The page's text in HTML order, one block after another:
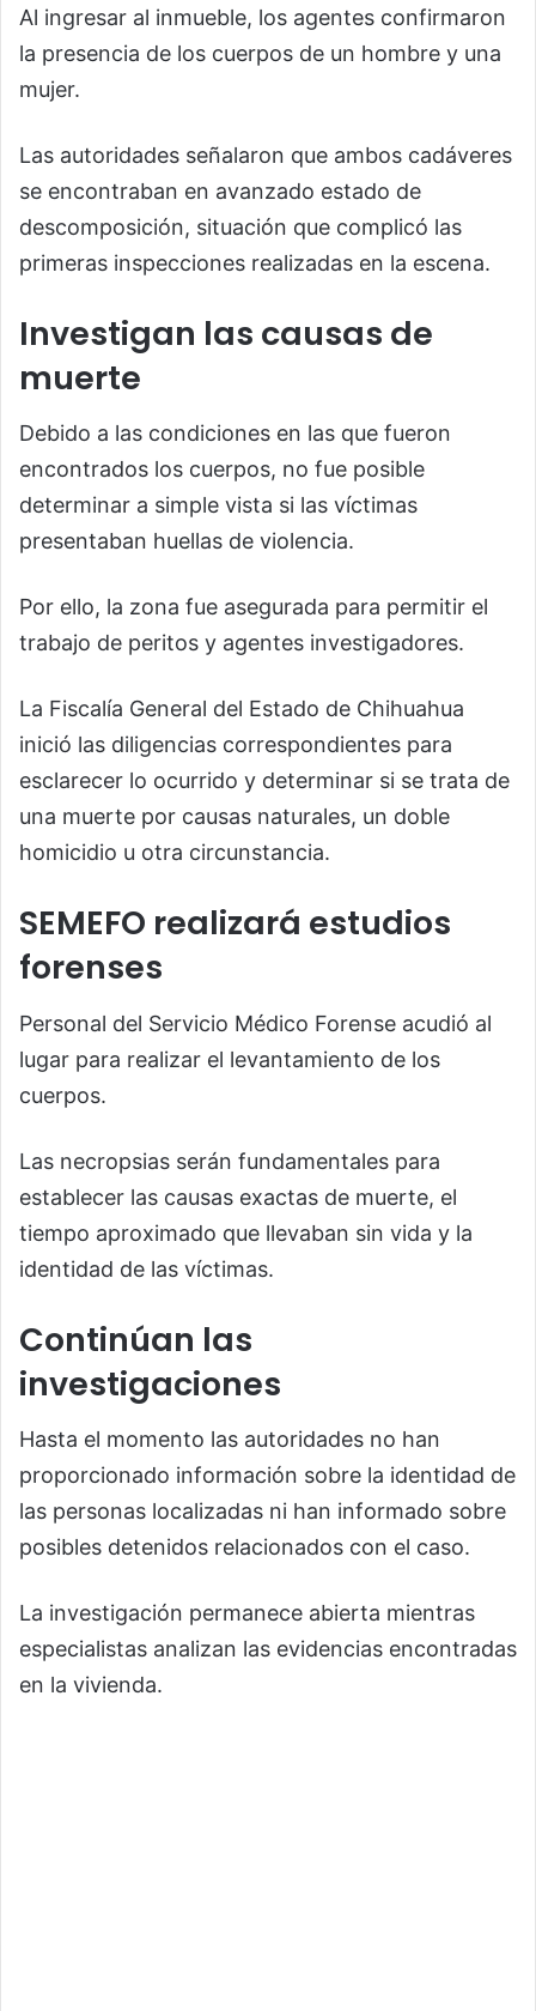
Al ingresar al inmueble, los agentes confirmaron
la presencia de los cuerpos de un hombre y una
mujer.
Las autoridades señalaron que ambos cadáveres
se encontraban en avanzado estado de
descomposición, situación que complicó las
primeras inspecciones realizadas en la escena.
Investigan las causas de
muerte
Debido a las condiciones en las que fueron
encontrados los cuerpos, no fue posible
determinar a simple vista si las víctimas
presentaban huellas de violencia.
Por ello, la zona fue asegurada para permitir el
trabajo de peritos y agentes investigadores.
La Fiscalía General del Estado de Chihuahua
inició las diligencias correspondientes para
esclarecer lo ocurrido y determinar si se trata de
una muerte por causas naturales, un doble
homicidio u otra circunstancia.
SEMEFO realizará estudios
forenses
Personal del Servicio Médico Forense acudió al
lugar para realizar el levantamiento de los
cuerpos.
Las necropsias serán fundamentales para
establecer las causas exactas de muerte, el
tiempo aproximado que llevaban sin vida y la
identidad de las víctimas.
Continúan las
investigaciones
Hasta el momento las autoridades no han
proporcionado información sobre la identidad de
las personas localizadas ni han informado sobre
posibles detenidos relacionados con el caso.
La investigación permanece abierta mientras
especialistas analizan las evidencias encontradas
en la vivienda.